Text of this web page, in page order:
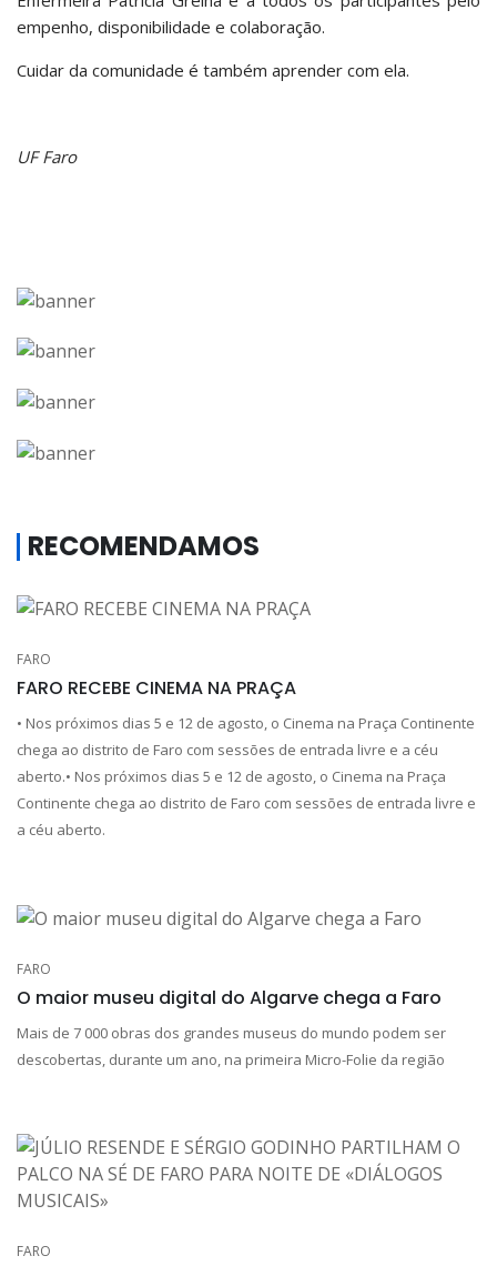
empenho, disponibilidade e colaboração.
Cuidar da comunidade é também aprender com ela.
UF Faro
RECOMENDAMOS
FARO
FARO RECEBE CINEMA NA PRAÇA
• Nos próximos dias 5 e 12 de agosto, o Cinema na Praça Continente
chega ao distrito de Faro com sessões de entrada livre e a céu
aberto.• Nos próximos dias 5 e 12 de agosto, o Cinema na Praça
Continente chega ao distrito de Faro com sessões de entrada livre e
a céu aberto.
FARO
O maior museu digital do Algarve chega a Faro
Mais de 7 000 obras dos grandes museus do mundo podem ser
descobertas, durante um ano, na primeira Micro-Folie da região
FARO